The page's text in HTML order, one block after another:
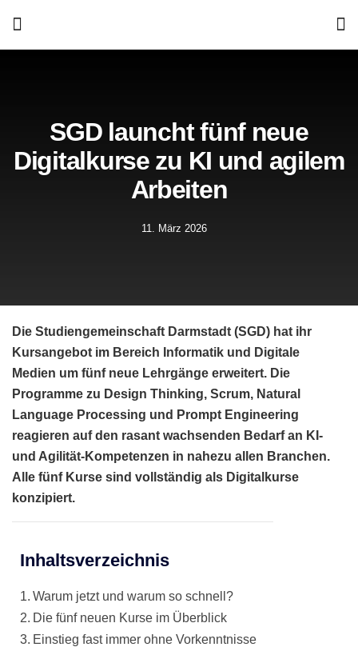
SGD launcht fünf neue
Digitalkurse zu KI und agilem
Arbeiten
11. März 2026
Die Studiengemeinschaft Darmstadt (SGD) hat ihr
Kursangebot im Bereich Informatik und Digitale
Medien um fünf neue Lehrgänge erweitert. Die
Programme zu Design Thinking, Scrum, Natural
Language Processing und Prompt Engineering
reagieren auf den rasant wachsenden Bedarf an KI-
und Agilität-Kompetenzen in nahezu allen Branchen.
Alle fünf Kurse sind vollständig als Digitalkurse
konzipiert.
Inhaltsverzeichnis
Warum jetzt und warum so schnell?
Die fünf neuen Kurse im Überblick
Einstieg fast immer ohne Vorkenntnisse